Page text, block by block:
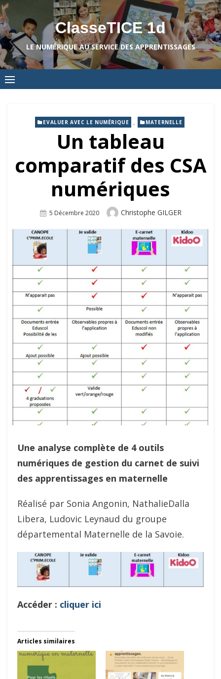
Skip
to
content
ClasseTICE 1d
LE NUMÉRIQUE AU SERVICE DES APPRENTISSAGES
EVALUER AVEC LE NUMÉRIQUE , MATERNELLE
Un tableau
comparatif des CSA
numériques
Posted
5 Décembre 2020 Author
Christophe GILGER
Une analyse complète de 4 outils
numériques de gestion du carnet de suivi
des apprentissages en maternelle
Réalisé par Sonia Angonin, NathalieDalla
Libera, Ludovic Leynaud du groupe
départemental Maternelle de la Savoie.
Accéder : cliquer ici
Articles similaires